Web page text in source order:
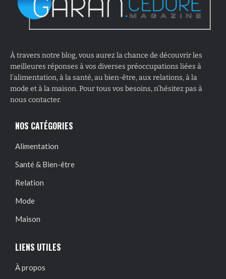
À travers notre blog, vous aurez la chance de découvrir les
meilleures réponses à vos diverses préoccupations liées à
l’alimentation, à la santé, au bien-être, aux relations, à la
mode et à la maison. Pour tous vos besoins, n’hésitez pas à
nous contacter.
NOS CATÉGORIES
Alimentation
Santé & Bien-être
Relation
Mode
Maison
LIENS UTILES
À propos